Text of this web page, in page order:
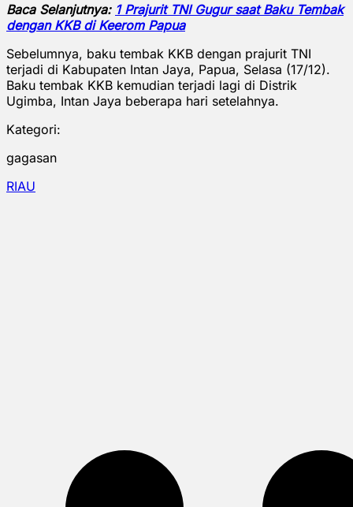
Baca Selanjutnya: 1 Prajurit TNI Gugur saat Baku Tembak
dengan KKB di Keerom Papua
Sebelumnya, baku tembak KKB dengan prajurit TNI
terjadi di Kabupaten Intan Jaya, Papua, Selasa (17/12).
Baku tembak KKB kemudian terjadi lagi di Distrik
Ugimba, Intan Jaya beberapa hari setelahnya.
Kategori:
gagasan
RIAU